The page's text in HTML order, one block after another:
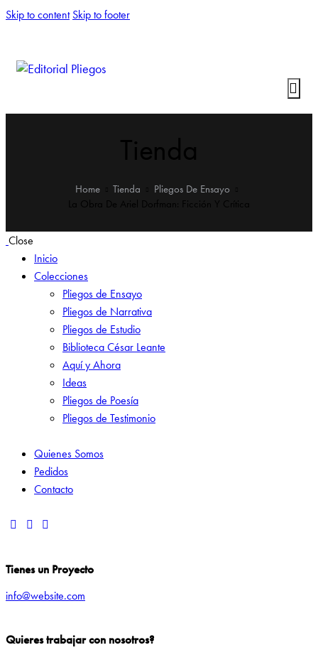
Skip to content Skip to footer
Home Tienda
Pliegos De Ensayo
Close
Inicio
Colecciones
Pliegos de Ensayo
Pliegos de Narrativa
Pliegos de Estudio
Biblioteca César Leante
Aquí y Ahora
Ideas
Pliegos de Poesía
Pliegos de Testimonio
Quienes Somos
Pedidos
Contacto
Tienes un Proyecto
info@website.com
Quieres trabajar con nosotros?